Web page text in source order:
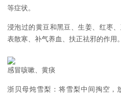
等症状。
浸泡过的黄豆和黑豆、生姜、红枣
表散寒、补气养血、扶正祛邪的作用。
感冒咳嗽、黄痰
浙贝母炖雪梨：将雪梨中间掏空，